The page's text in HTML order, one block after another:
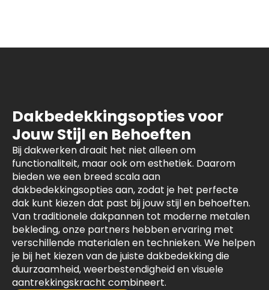
Dakbedekkingsopties voor
Jouw Stijl en Behoeften
Bij dakwerken draait het niet alleen om
functionaliteit, maar ook om esthetiek. Daarom
bieden we een breed scala aan
dakbedekkingsopties aan, zodat je het perfecte
dak kunt kiezen dat past bij jouw stijl en behoeften.
Van traditionele dakpannen tot moderne metalen
bekleding, onze partners hebben ervaring met
verschillende materialen en technieken. We helpen
je bij het kiezen van de juiste dakbedekking die
duurzaamheid, weerbestendigheid en visuele
aantrekkingskracht combineert.